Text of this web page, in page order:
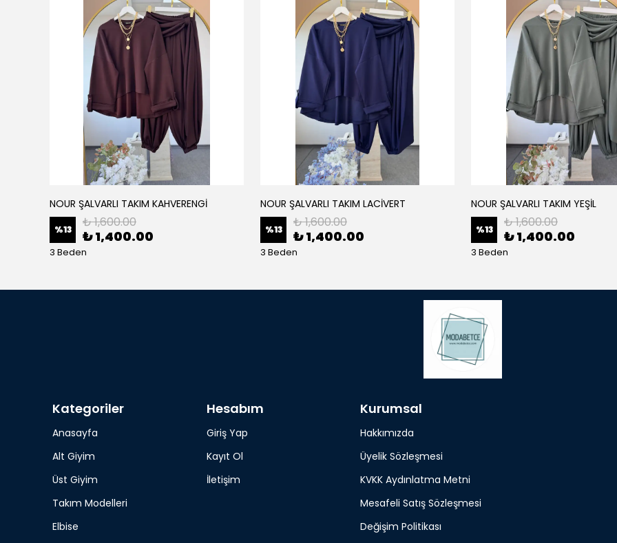
NOUR ŞALVARLI TAKIM KAHVERENGİ
%13 ₺ 1,600.00
₺ 1,400.00
3 Beden
NOUR ŞALVARLI TAKIM LACİVERT
%13 ₺ 1,600.00
₺ 1,400.00
3 Beden
NOUR ŞALVARLI TAKIM YEŞİL
%13 ₺ 1,600.00
₺ 1,400.00
3 Beden
Kategoriler
Anasayfa
Alt Giyim
Üst Giyim
Takım Modelleri
Elbise
Hesabım
Giriş Yap
Kayıt Ol
İletişim
Kurumsal
Hakkımızda
Üyelik Sözleşmesi
KVKK Aydınlatma Metni
Mesafeli Satış Sözleşmesi
Değişim Politikası